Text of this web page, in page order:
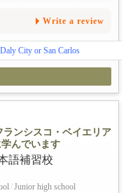
Write a review
City or San Carlos
ンシスコ・ベイエリア
んでいます
/Junior high school